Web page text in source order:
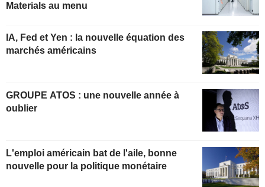
Materials au menu
IA, Fed et Yen : la nouvelle équation des
marchés américains
GROUPE ATOS : une nouvelle année à
oublier
L'emploi américain bat de l'aile, bonne
nouvelle pour la politique monétaire